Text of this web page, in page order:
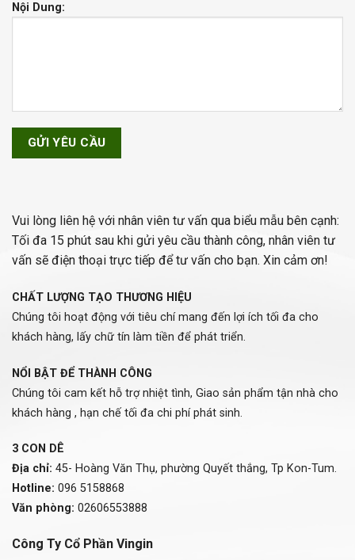
Nội Dung:
Vui lòng liên hệ với nhân viên tư vấn qua biểu mẫu bên cạnh:
Tối đa 15 phút sau khi gửi yêu cầu thành công, nhân viên tư
vấn sẽ điện thoại trực tiếp để tư vấn cho bạn. Xin cảm ơn!
CHẤT LƯỢNG TẠO THƯƠNG HIỆU
Chúng tôi hoạt động với tiêu chí mang đến lợi ích tối đa cho
khách hàng, lấy chữ tín làm tiền để phát triển.
NỔI BẬT ĐỂ THÀNH CÔNG
Chúng tôi cam kết hỗ trợ nhiệt tình, Giao sản phẩm tận nhà cho
khách hàng , hạn chế tối đa chi phí phát sinh.
3 CON DÊ
Địa chỉ: 45- Hoàng Văn Thụ, phường Quyết thắng, Tp Kon-Tum.
Hotline: 096 5158868
Văn phòng: 02606553888
Công Ty Cổ Phần Vingin